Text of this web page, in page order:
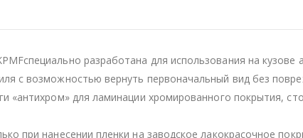
разработана для использования на кузове
с возможностью вернуть первоначальный вид без
«антихром» для ламинации хромированного покрытия,
при нанесении пленки на заводское лакокрасочное